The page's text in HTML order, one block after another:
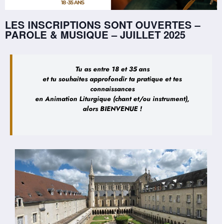
LES INSCRIPTIONS SONT OUVERTES –
PAROLE & MUSIQUE – JUILLET 2025
Tu as entre 18 et 35 ans
et tu souhaites approfondir ta pratique et tes
connaissances
en Animation Liturgique (chant et/ou instrument),
alors BIENVENUE !